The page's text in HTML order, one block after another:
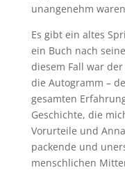
unangenehm
Es gibt ein altes
ein Buch nach
diesem Fall war
die Autogramm –
gesamten
Geschichte, die
Vorurteile und
packende und
menschlichen